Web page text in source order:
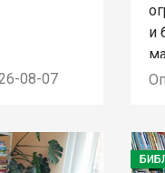
08-07
и